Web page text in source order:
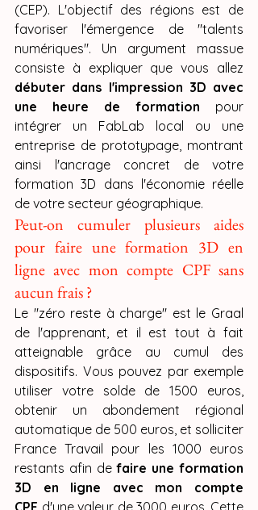
(CEP). L'objectif des régions est de
favoriser l'émergence de "talents
numériques". Un argument massue
débuter dans l'impression 3D avec
une heure de formation pour
intégrer un FabLab local ou une
entreprise de prototypage, montrant
ainsi l'ancrage concret de votre
formation 3D dans l'économie réelle
de votre secteur géographique.
Peut-on cumuler plusieurs aides
pour faire une formation 3D en
ligne avec mon compte CPF sans
aucun frais ?
Le "zéro reste à charge" est le Graal
de l'apprenant, et il est tout à fait
atteignable grâce au cumul des
dispositifs. Vous pouvez par exemple
utiliser votre solde de 1500 euros,
obtenir un abondement régional
automatique de 500 euros, et solliciter
France Travail pour les 1000 euros
restants afin de faire une formation
3D en ligne avec mon compte
CPF d'une valeur de 3000 euros. Cette